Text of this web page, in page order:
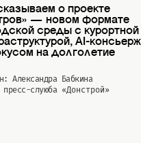
о проекте
— новом формате
среды с курортной
AI-
на долголетие
Александра Бабкина
слуюба «Донстрой»